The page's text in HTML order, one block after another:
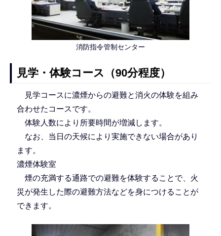
消防指令管制センター
見学・体験コース（90分程度）
見学コースに濃煙からの避難と消火の体験を組み
合わせたコースです。
体験人数により所要時間が増減します。
なお、当日の天候により実施できない場合があり
ます。
濃煙体験室
煙の充満する通路での避難を体験することで、火
災が発生した際の避難方法などを身につけることが
できます。